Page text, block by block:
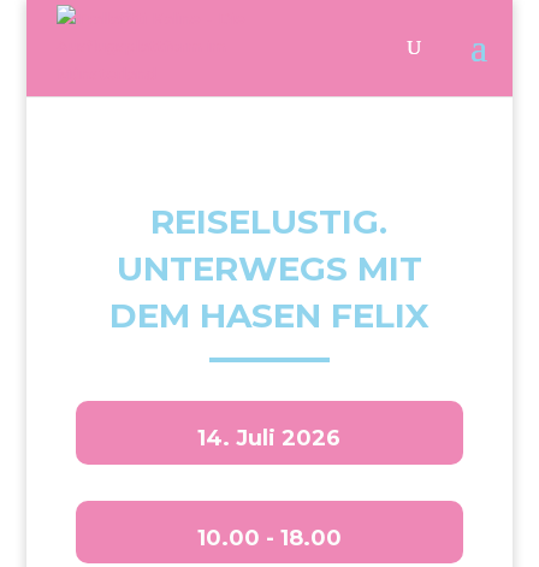
REISELUSTIG.
UNTERWEGS MIT
DEM HASEN FELIX
14. Juli 2026
10.00 - 18.00